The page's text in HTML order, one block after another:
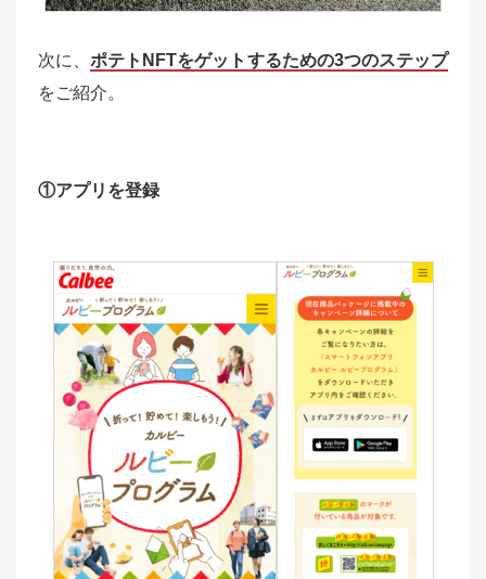
次に、ポテトNFTをゲットするための3つのステップ
をご紹介。
①アプリを登録